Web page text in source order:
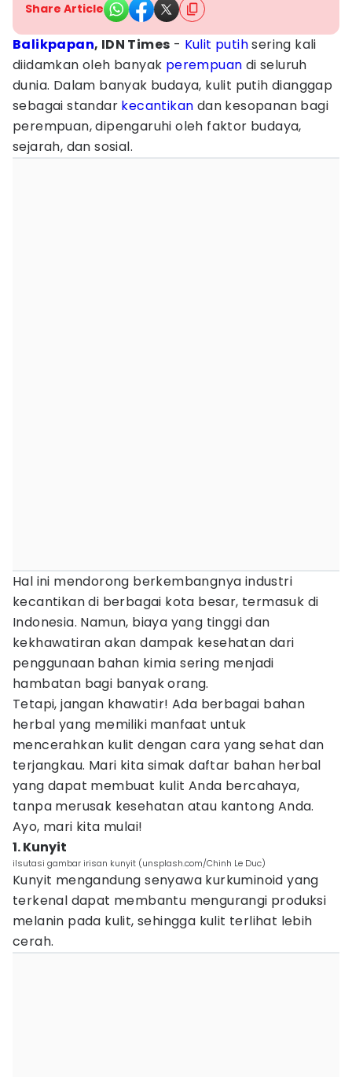
Share Article
Balikpapan, IDN Times - Kulit putihsering kali
diidamkan oleh banyak perempuan di seluruh
dunia. Dalam banyak budaya, kulit putih dianggap
sebagai standar kecantikan dan kesopanan bagi
perempuan, dipengaruhi oleh faktor budaya,
sejarah, dan sosial.
Hal ini mendorong berkembangnya industri
kecantikan di berbagai kota besar, termasuk di
Indonesia. Namun, biaya yang tinggi dan
kekhawatiran akan dampak kesehatan dari
penggunaan bahan kimia sering menjadi
hambatan bagi banyak orang.
Tetapi, jangan khawatir! Ada berbagai bahan
herbal yang memiliki manfaat untuk
mencerahkan kulit dengan cara yang sehat dan
terjangkau. Mari kita simak daftar bahan herbal
yang dapat membuat kulit Anda bercahaya,
tanpa merusak kesehatan atau kantong Anda.
Ayo, mari kita mulai!
1. Kunyit
ilsutasi gambar irisan kunyit (unsplash.com/Chinh Le Duc)
Kunyit mengandung senyawa kurkuminoid yang
terkenal dapat membantu mengurangi produksi
melanin pada kulit, sehingga kulit terlihat lebih
cerah.